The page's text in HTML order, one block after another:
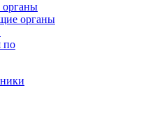
органы
по